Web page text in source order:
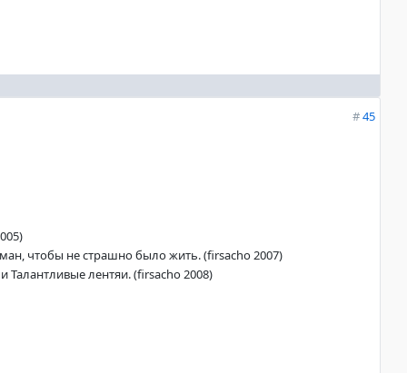
#45
чтобы не страшно было жить. (firsacho 2007)
лентяи. (firsacho 2008)